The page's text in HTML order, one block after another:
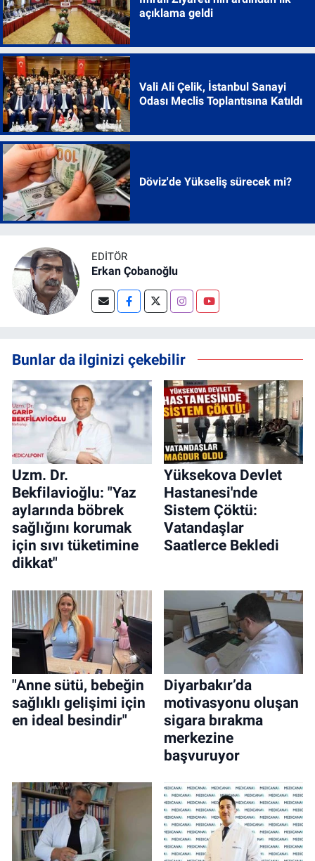
açıklama geldi
Vali Ali Çelik, İstanbul Sanayi
Odası Meclis Toplantısına Katıldı
Döviz'de Yükseliş sürecek mi?
EDITÖR
Erkan Çobanoğlu
Bunlar da ilginizi çekebilir
Uzm. Dr.
Bekfilavioğlu: "Yaz
aylarında böbrek
sağlığını korumak
için sıvı tüketimine
dikkat"
Yüksekova Devlet
Hastanesi'nde
Sistem Çöktü:
Vatandaşlar
Saatlerce Bekledi
"Anne sütü, bebeğin
sağlıklı gelişimi için
en ideal besindir"
Diyarbakır’da
motivasyonu oluşan
sigara bırakma
merkezine
başvuruyor